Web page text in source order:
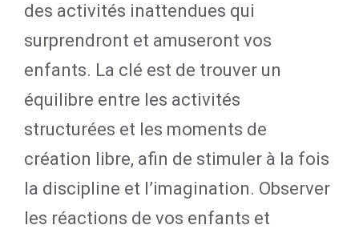
des activités inattendues qui
surprendront et amuseront vos
enfants. La clé est de trouver un
équilibre entre les activités
structurées et les moments de
création libre, afin de stimuler à la fois
la discipline et l’imagination. Observer
les réactions de vos enfants et